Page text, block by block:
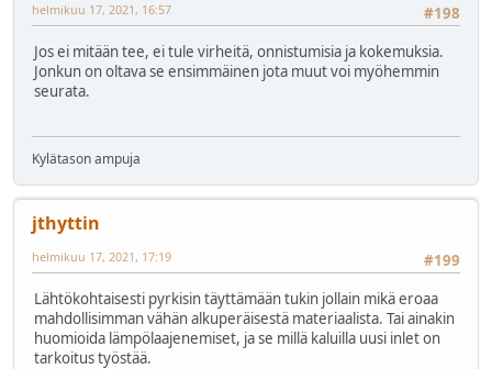
#198
helmikuu 17, 2021, 16:57
Jos ei mitään tee, ei tule virheitä, onnistumisia ja kokemuksia.
Jonkun on oltava se ensimmäinen jota muut voi myöhemmin
seurata.
Kylätason ampuja
jthyttin
#199
helmikuu 17, 2021, 17:19
Lähtökohtaisesti pyrkisin täyttämään tukin jollain mikä eroaa
mahdollisimman vähän alkuperäisestä materiaalista. Tai ainakin
huomioida lämpölaajenemiset, ja se millä kaluilla uusi inlet on
tarkoitus työstää.